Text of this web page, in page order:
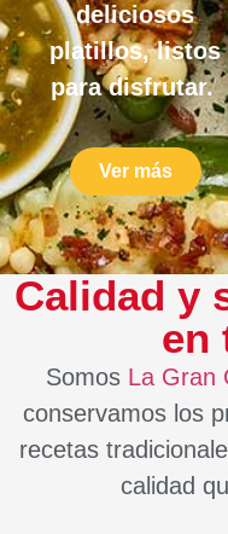
deliciosos
platillos, listos
para disfrutar.
Ver más
Calidad y
en
Somos La Gran
conservamos los
recetas
calidad